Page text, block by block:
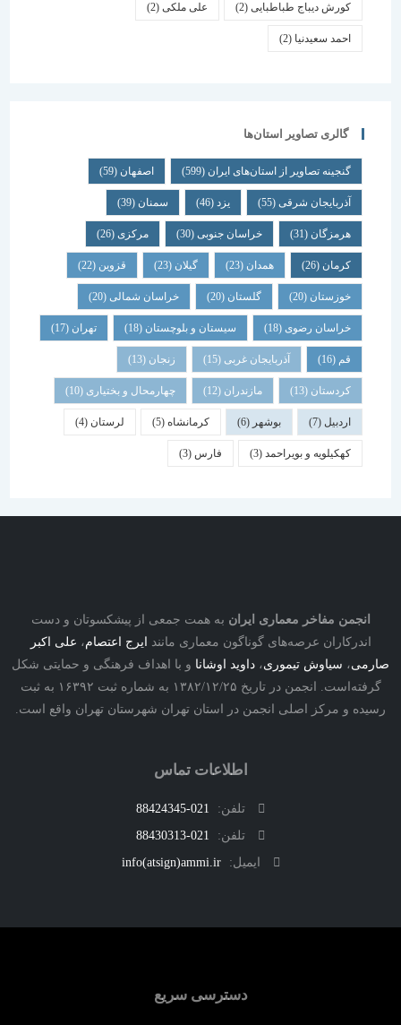
کورش دیباج طباطبایی(2) علی ملکی(2)
احمد سعیدنیا (2)
گالری تصاویر استان‌ها
گنجینه تصاویر از استان‌های ایران(599) اصفهان (59)
آذربایجان شرقی(55) یزد سمنان (39)
هرمزگان(31) خراسان جنوبی(30) مرکزی (26)
همدان گیلان قزوین
خوزستان(20) گلستان (20) خراسان شمالی(20)
خراسان رضوی(18) سیستان و بلوچستان(18) تهران
آذربایجان غربی(15) زنجان
کردستان(13) مازندران(12) چهارمحال و بختیاری (10)
بوشهر کرمانشاه(5) لرستان (4)
کهکیلویه و بویراحمد(3) فارس
مفاخر معماری ایرانبه همت جمعی از پیشکسوتان و دست
عرصه‌های گوناگون معماری مانندایرج اعتصام،علی اکبر
،سیاوش تیموری،داوید اوشاناو با اهداف فرهنگی و حمایتی شکل
گرفته‌است. انجمن در تاریخ ۱۳۸۲/۱۲/۲۵ به شماره ثبت ۱۶۳۹۲ به ثبت
و مرکز اصلی انجمن در استان تهران شهرستان تهران واقع است.
اطلاعات تماس
تلفن:
021-88424345
تلفن:
021-88430313
ایمیل:
info(atsign)ammi.ir
دسترسی سریع